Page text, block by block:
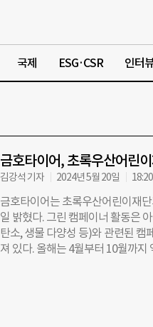
국제 ESG·CSR 인터
금호타이어, 초록우산어린
김강석 기자 2024년 5월 20일 18:20
금호타이어는 초록우산어린이재
일 밝혔다. 그린 캠페이너 활동은
탄소, 생물 다양성 등)와 관련된 캠
져 있다. 올해는 4월부터 10월까